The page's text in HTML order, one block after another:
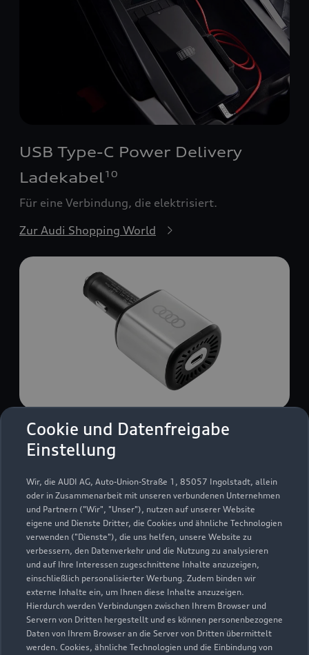
Cookie und Datenfreigabe
Einstellung
Wir, die AUDI AG, Auto-Union-Straße 1, 85057 Ingolstadt, allein
oder in Zusammenarbeit mit unseren verbundenen Unternehmen
und Partnern ("Wir", "Unser"), nutzen auf unserer Website
eigene und Dienste Dritter, die Cookies und ähnliche Technologien
verwenden ("Dienste"), die uns helfen, unsere Website zu
verbessern, den Datenverkehr und die Nutzung zu analysieren
und auf Ihre Interessen zugeschnittene Inhalte anzuzeigen,
einschließlich personalisierter Werbung. Zudem binden wir
externe Inhalte ein, um Ihnen diese Inhalte anzuzeigen.
Hierdurch werden Verbindungen zwischen Ihrem Browser und
Servern von Dritten hergestellt und es können personenbezogene
Daten von Ihrem Browser an die Server von Dritten übermittelt
werden. Cookies, ähnliche Technologien und die Einbindung von
USB Type-C Power Delivery
Ladekabel10
Für eine Verbindung, die elektrisiert.
Zur Audi Shopping World
USB Power-Ladegerät
USB Power-Ladegerät für schnelles und
komfortables Laden von Mobiltelefonen, Tablets
oder Laptops.
Zur Audi Shopping World